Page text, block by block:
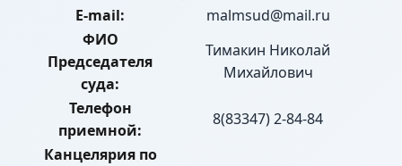
E-mail:
malmsud@mail.ru
ФИО
Председателя
суда:
Тимакин Николай
Михайлович
Телефон
приемной:
8(83347) 2-84-84
Канцелярия по